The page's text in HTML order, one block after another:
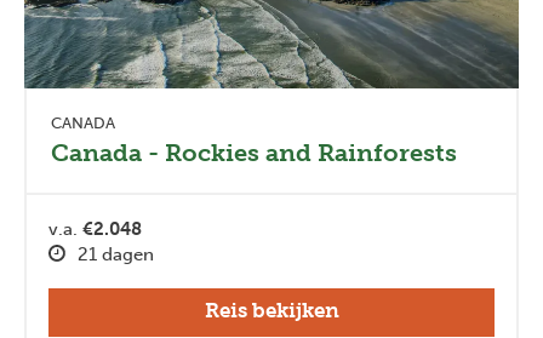
CANADA
Canada - Rockies and Rainforests
v.a. €2.048
21 dagen
Reis bekijken